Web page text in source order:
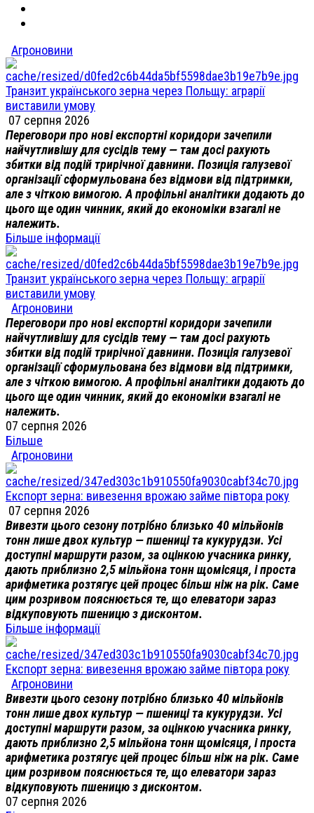
Агроновини
Транзит українського зерна через Польщу: аграрії
виставили умову
07 серпня 2026
Переговори про нові експортні коридори зачепили
найчутливішу для сусідів тему — там досі рахують
збитки від подій трирічної давнини. Позиція галузевої
організації сформульована без відмови від підтримки,
але з чіткою вимогою. А профільні аналітики додають до
цього ще один чинник, який до економіки взагалі не
належить.
Більше інформації
Транзит українського зерна через Польщу: аграрії
виставили умову
Агроновини
Переговори про нові експортні коридори зачепили
найчутливішу для сусідів тему — там досі рахують
збитки від подій трирічної давнини. Позиція галузевої
організації сформульована без відмови від підтримки,
але з чіткою вимогою. А профільні аналітики додають до
цього ще один чинник, який до економіки взагалі не
належить.
07 серпня 2026
Більше
Агроновини
Експорт зерна: вивезення врожаю займе півтора року
07 серпня 2026
Вивезти цього сезону потрібно близько 40 мільйонів
тонн лише двох культур — пшениці та кукурудзи. Усі
доступні маршрути разом, за оцінкою учасника ринку,
дають приблизно 2,5 мільйона тонн щомісяця, і проста
арифметика розтягує цей процес більш ніж на рік. Саме
цим розривом пояснюється те, що елеватори зараз
відкуповують пшеницю з дисконтом.
Більше інформації
Експорт зерна: вивезення врожаю займе півтора року
Агроновини
Вивезти цього сезону потрібно близько 40 мільйонів
тонн лише двох культур — пшениці та кукурудзи. Усі
доступні маршрути разом, за оцінкою учасника ринку,
дають приблизно 2,5 мільйона тонн щомісяця, і проста
арифметика розтягує цей процес більш ніж на рік. Саме
цим розривом пояснюється те, що елеватори зараз
відкуповують пшеницю з дисконтом.
07 серпня 2026